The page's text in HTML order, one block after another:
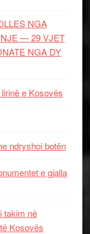
NGA
— 29 VJET
NGA DY
e Kosovës
ndryshoi botën
e gjalla
takim në
Kosovës